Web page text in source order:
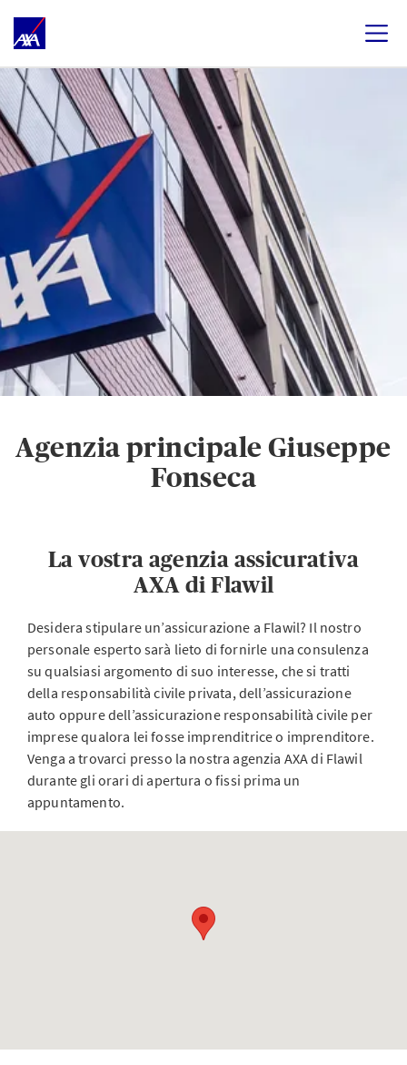
Agenzia principale Giuseppe
Fonseca
La vostra agenzia assicurativa
AXA di Flawil
Desidera stipulare un’assicurazione a Flawil? Il nostro
personale esperto sarà lieto di fornirle una consulenza
su qualsiasi argomento di suo interesse, che si tratti
della responsabilità civile privata, dell’assicurazione
auto oppure dell’assicurazione responsabilità civile per
imprese qualora lei fosse imprenditrice o imprenditore.
Venga a trovarci presso la nostra agenzia AXA di Flawil
durante gli orari di apertura o fissi prima un
appuntamento.